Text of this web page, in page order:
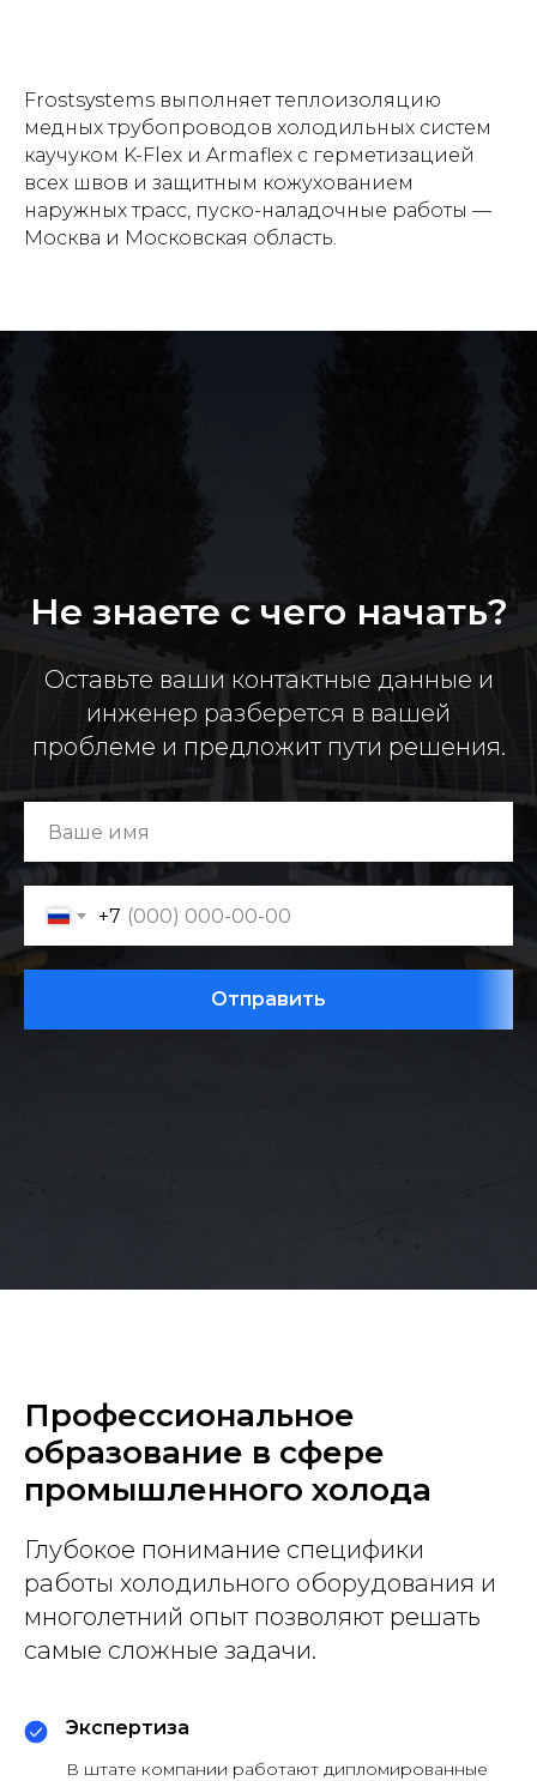
Frostsystems выполняет теплоизоляцию
медных трубопроводов холодильных систем
каучуком K-Flex и Armaflex с герметизацией
всех швов и защитным кожухованием
наружных трасс, пуско-наладочные работы —
Москва и Московская область.
Не знаете с чего начать?
Оставьте ваши контактные данные и
инженер разберется в вашей
проблеме и предложит пути решения.
+7
Отправить
Профессиональное
образование в сфере
промышленного холода
Глубокое понимание специфики
работы холодильного оборудования и
многолетний опыт позволяют решать
самые сложные задачи.
Экспертиза
В штате компании работают дипломированные